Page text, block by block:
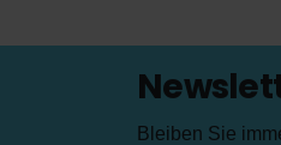
Bleiben Sie